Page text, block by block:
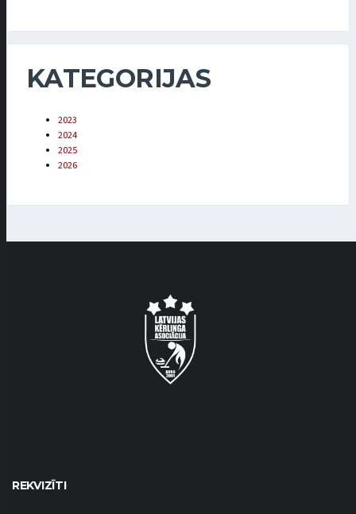
KATEGORIJAS
2023
2024
2025
2026
REKVIZĪTI